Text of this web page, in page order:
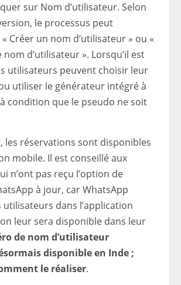
sur Nom d’utilisateur. Selon
le processus peut
Créer un nom d’utilisateur » ou «
d’utilisateur ». Lorsqu’il est
utilisateurs peuvent choisir leur
utiliser le générateur intégré à
condition que le pseudo ne soit
les réservations sont disponibles
mobile. Il est conseillé aux
n’ont pas reçu l’option de
à jour, car WhatsApp
dans l’application
leur sera disponible dans leur
de nom d’utilisateur
disponible en Inde ;
le réaliser.